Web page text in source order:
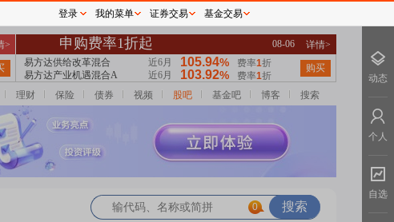
理财 保险 债券 视频 股吧 基金吧 博客 搜索
0
登录 我的菜单 证券交易 基金交易
动态
个人
自选